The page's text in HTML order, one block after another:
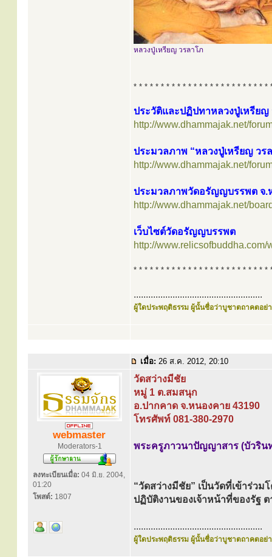
หลวงปู่เหรียญ วรลาโภ
* * * * * * * * * * * * * * * * * * * * * * * * *
ประวัติและปฏิปทาหลวงปู่เหรียญ
http://www.dhammajak.net/
ประมวลภาพ “หลวงปู่เหรียญ ว
http://www.dhammajak.net/
ประมวลภาพวัดอรัญญบรรพต จ.
http://www.dhammajak.net/
เว็บไซต์วัดอรัญญบรรพต
http://www.relicsofbuddha.com/
* * * * * * * * * * * * * * * * * * * * * * * * *
.....................................................
ผู้ใดประพฤติธรรม ผู้นั้นชื่อว่าบูชาตถาคตอย่า
เมื่อ: 26 ส.ค. 2012, 20:10
webmaster
Moderators-1
ลงทะเบียนเมื่อ: 04 มิ.ย. 2004,
01:20
โพสต์: 1807
วัดสว่างมีชัย
หมู่ 1 ต.สมสนุก
อ.ปากคาด จ.หนองคาย 43190
โทรศัพท์ 081-380-2970
พระครูภาวนาปัญญาสาร (บัวริน
“วัดสว่างมีชัย” เป็นวัดที่เข้าร่ว
ปฏิบัติงานของเจ้าหน้าที่ของรัฐ
.....................................................
ผู้ใดประพฤติธรรม ผู้นั้นชื่อว่าบูชาตถาคตอย่า